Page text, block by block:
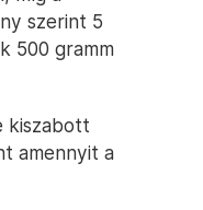
szerint 5
500 gramm
kiszabott
amennyit a